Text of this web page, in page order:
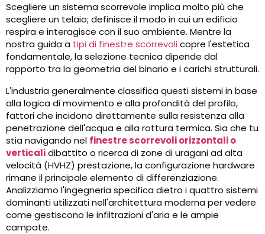
Scegliere un sistema scorrevole implica molto più che
scegliere un telaio; definisce il modo in cui un edificio
respira e interagisce con il suo ambiente. Mentre la
nostra guida a tipi di finestre scorrevoli copre l'estetica
fondamentale, la selezione tecnica dipende dal
rapporto tra la geometria del binario e i carichi strutturali.
L'industria generalmente classifica questi sistemi in base
alla logica di movimento e alla profondità del profilo,
fattori che incidono direttamente sulla resistenza alla
penetrazione dell'acqua e alla rottura termica. Sia che tu
stia navigando nel finestre scorrevoli orizzontali o
verticalidibattito o ricerca di zone di uragani ad alta
velocità (HVHZ) prestazione, la configurazione hardware
rimane il principale elemento di differenziazione.
Analizziamo l'ingegneria specifica dietro i quattro sistemi
dominanti utilizzati nell'architettura moderna per vedere
come gestiscono le infiltrazioni d'aria e le ampie
campate.